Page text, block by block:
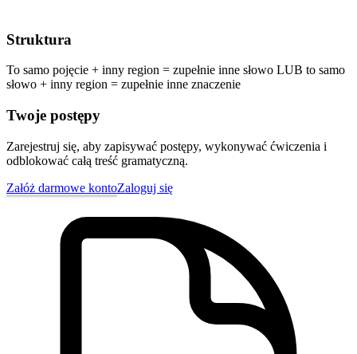
Struktura
To samo pojęcie + inny region = zupełnie inne słowo LUB to samo
słowo + inny region = zupełnie inne znaczenie
Twoje postępy
Zarejestruj się, aby zapisywać postępy, wykonywać ćwiczenia i
odblokować całą treść gramatyczną.
Załóż darmowe kontoZaloguj się